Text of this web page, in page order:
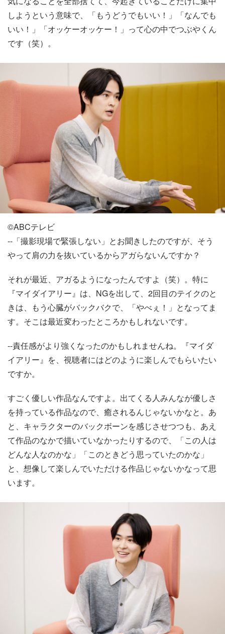
しようという意味で、「もうどうでもいい！」「なんでも
いい！」「オッケーオッケー！」って心の中でつぶやくん
です（笑）。
©️ABCテレビ
--「撮影現場で緊張しない」とお聞きしたのですが、そう
やって肩の力を抜いているからアガらないんですか？
それが最近、アガるようになったんですよ（笑）。特に
『マイダイアリー』は、NGを出して、2回目のテイクのと
きは、もう心臓がバックバクで、「やべぇ！」となってま
す。そこは最近変わったところかもしれないです。
--責任感がより強くなったのかもしれませんね。『マイダ
イアリー』を、視聴者にはどのように楽しんでもらいたい
ですか。
すごく優しい作品なんですよ。出てくる人みんなが優しさ
を持っている作品なので、癒されるんじゃないかなと。あ
と、キャラクターのバックボーンを感じさせつつも、あえ
て作品のなかで描いていなかったりするので、「この人は
どんな人なのかな」「このときどう思っていたのかな」
と、想像して楽しんでいただける作品じゃないかなって思
います。